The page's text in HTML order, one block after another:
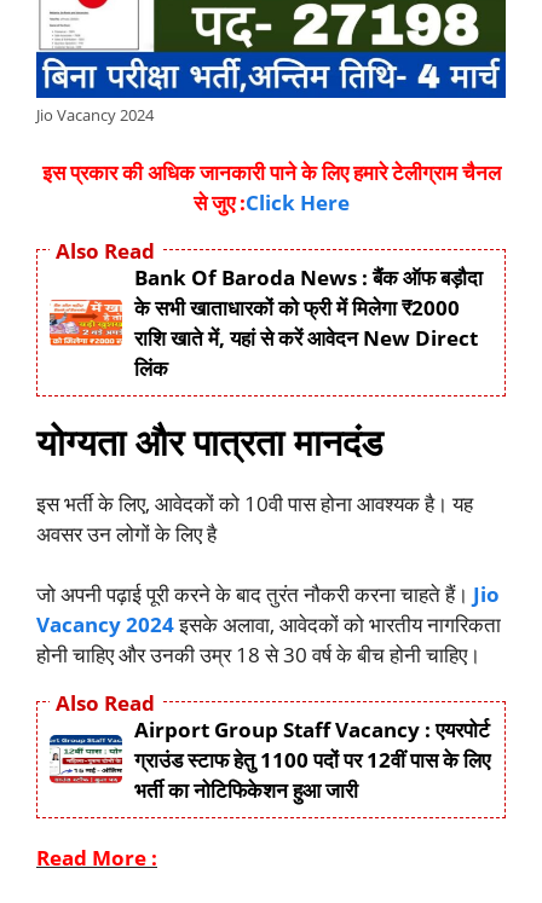
Jio Vacancy 2024
इस प्रकार की अधिक जानकारी पाने के लिए हमारे टेलीग्राम चैनल
से जुए :Click Here
Also Read
Bank Of Baroda News : बैंक ऑफ बड़ौदा
के सभी खाताधारकों को फ्री में मिलेगा ₹2000
राशि खाते में, यहां से करें आवेदन New Direct
लिंक
योग्यता और पात्रता मानदंड
इस भर्ती के लिए, आवेदकों को 10वी पास होना आवश्यक है। यह
अवसर उन लोगों के लिए है
जो अपनी पढ़ाई पूरी करने के बाद तुरंत नौकरी करना चाहते हैं। Jio
Vacancy 2024इसके अलावा, आवेदकों को भारतीय नागरिकता
होनी चाहिए और उनकी उम्र 18 से 30 वर्ष के बीच होनी चाहिए।
Also Read
Airport Group Staff Vacancy : एयरपोर्ट
ग्राउंड स्टाफ हेतु 1100 पदों पर 12वीं पास के लिए
भर्ती का नोटिफिकेशन हुआ जारी
Read More :